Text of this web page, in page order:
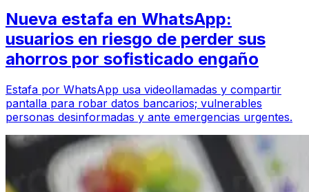
Nueva estafa en WhatsApp:
usuarios en riesgo de perder sus
ahorros por sofisticado engaño
Estafa por WhatsApp usa videollamadas y compartir
pantalla para robar datos bancarios; vulnerables
personas desinformadas y ante emergencias urgentes.